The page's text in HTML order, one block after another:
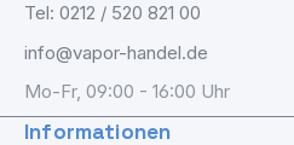
Tel: 0212 / 520 821 00
info@vapor-handel.de
Mo-Fr, 09:00 - 16:00 Uhr
Informationen